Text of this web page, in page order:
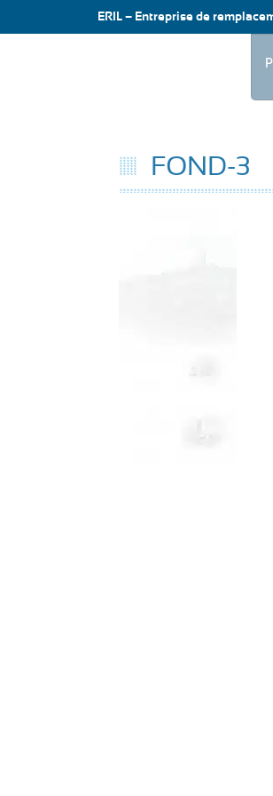
ERIL – Entreprise de
FOND-3